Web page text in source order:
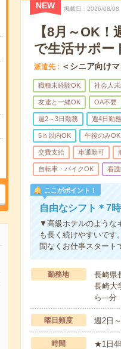
NEW 掲載日 2026/08/08
【8月～OK
で生活サポー
派遣先 ＜シニア向け
職種未経験OK 社会人
友達と一緒OK OA不要
週2～3日勤務 週4日勤務
5ｈ以内OK 午後のみOK
交費支給 車通勤可
自転車・バイクOK 看
ここがポイント！
自由なシフト＊7
▼高級ホテルのような
も長く続けやすいで
間なくお仕事スタート
勤務地
長崎県
長崎大
ら---分
曜日頻度 週2日
時間
★1日4